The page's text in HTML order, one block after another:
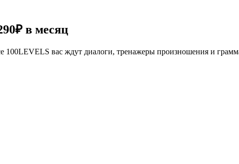
в месяц
100LEVELS вас ждут диалоги, тренажеры произношения и